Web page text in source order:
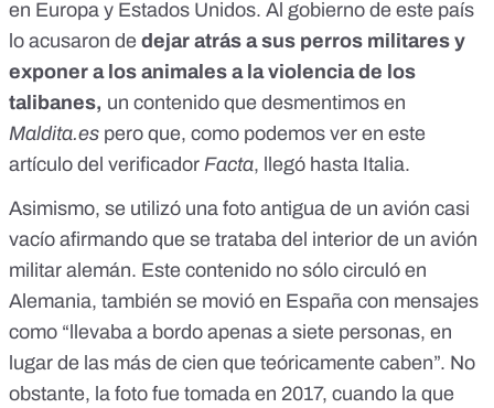
en Europa y Estados Unidos. Al gobierno de este país
lo acusaron de dejar atrás a sus perros militares y
exponer a los animales a la violencia de los
talibanes, un contenido que desmentimos en
Maldita.es pero que, como podemos ver en este
artículo del verificador Facta, llegó hasta Italia.
Asimismo, se utilizó una foto antigua de un avión casi
vacío afirmando que se trataba del interior de un avión
militar alemán. Este contenido no sólo circuló en
Alemania, también se movió en España con mensajes
como “llevaba a bordo apenas a siete personas, en
lugar de las más de cien que teóricamente caben”. No
obstante, la foto fue tomada en 2017, cuando la que